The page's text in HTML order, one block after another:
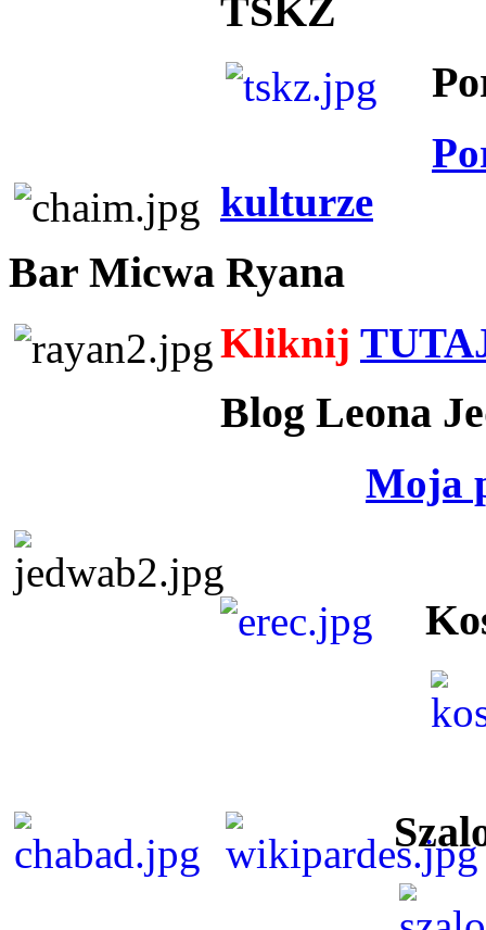
TSKZ
kulturze
Bar Micwa Ryana
Kliknij
Blog Leona
Moja